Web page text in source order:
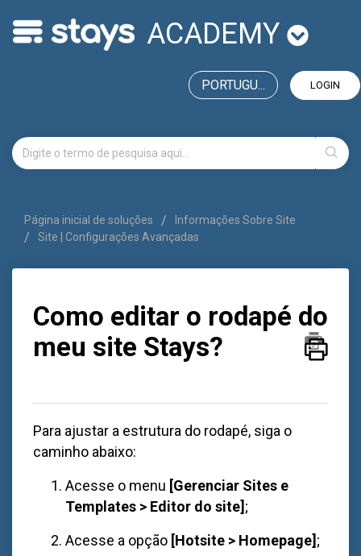
ACADEMY
LOGIN
PORTUGU...
Página inicial de soluções
Informações Sobre Site
Site | Configurações Avançadas
Como editar o rodapé do
meu site Stays?
Para ajustar a estrutura do rodapé, siga o
caminho abaixo:
Acesse o menu [Gerenciar Sites e
Templates > Editor do site] ;
Acesse a opção [Hotsite > Homepage] ;